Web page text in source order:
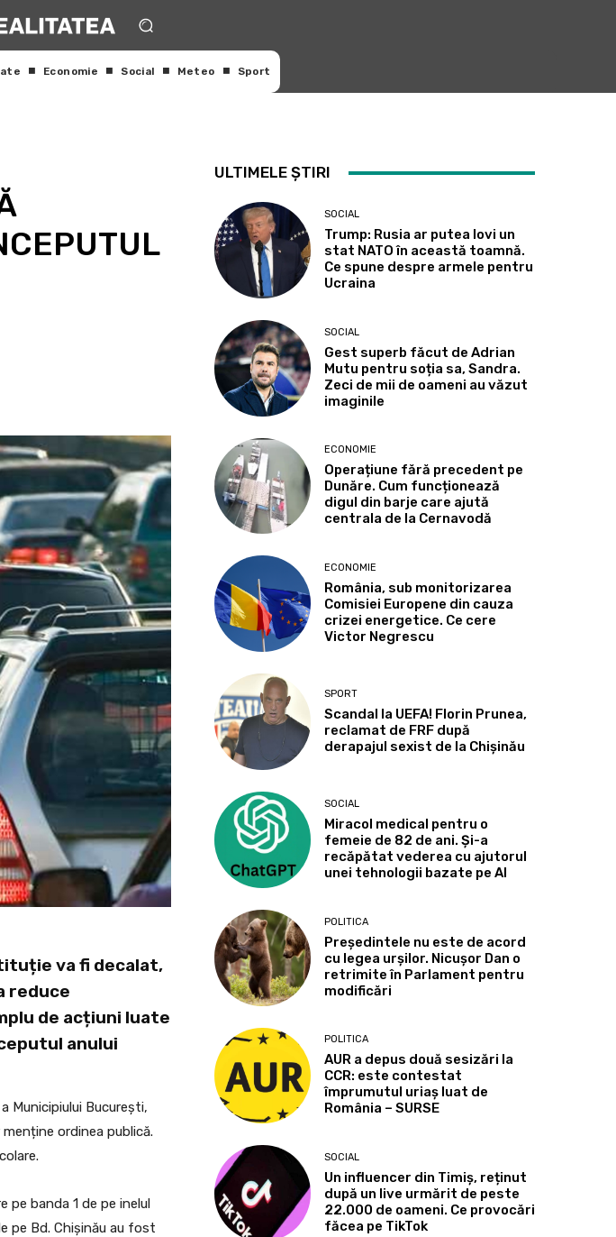
Economie Social Meteo Sport
va fi decalat,
reduce
de acțiuni luate
anului
Municipiului București,
ordinea publică.
pe banda 1 de pe inelul
pe Bd. Chișinău au fost
ULTIMELE ȘTIRI
SOCIAL
Trump: Rusia ar putea lovi un
stat NATO în această toamnă.
Ce spune despre armele pentru
Ucraina
SOCIAL
Gest superb făcut de Adrian
Mutu pentru soția sa, Sandra.
Zeci de mii de oameni au văzut
imaginile
ECONOMIE
Operațiune fără precedent pe
Dunăre. Cum funcționează
digul din barje care ajută
centrala de la Cernavodă
ECONOMIE
România, sub monitorizarea
Comisiei Europene din cauza
crizei energetice. Ce cere
Victor Negrescu
SPORT
Scandal la UEFA! Florin Prunea,
reclamat de FRF după
derapajul sexist de la Chișinău
SOCIAL
Miracol medical pentru o
femeie de 82 de ani. Și-a
recăpătat vederea cu ajutorul
unei tehnologii bazate pe AI
POLITICA
Președintele nu este de acord
cu legea urșilor. Nicușor Dan o
retrimite în Parlament pentru
modificări
POLITICA
AUR a depus două sesizări la
CCR: este contestat
împrumutul uriaș luat de
România – SURSE
SOCIAL
Un influencer din Timiș, reținut
după un live urmărit de peste
22.000 de oameni. Ce provocări
făcea pe TikTok